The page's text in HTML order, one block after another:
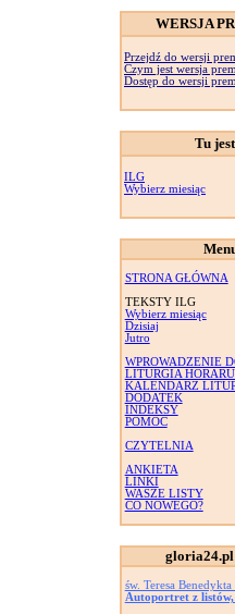
WERSJA
Przejdź do wersji
Czym jest wersja
Dostęp do wersji
Tu
ILG
Wybierz miesiąc
STRONA GŁÓWNA
TEKSTY ILG
Wybierz miesiąc
Dzisiaj
Jutro
WPROWADZENIE
LITURGIA
KALENDARZ
DODATEK
INDEKSY
POMOC
CZYTELNIA
ANKIETA
LINKI
WASZE LISTY
CO NOWEGO?
gloria24.pl
św. Teresa
Autoportret z